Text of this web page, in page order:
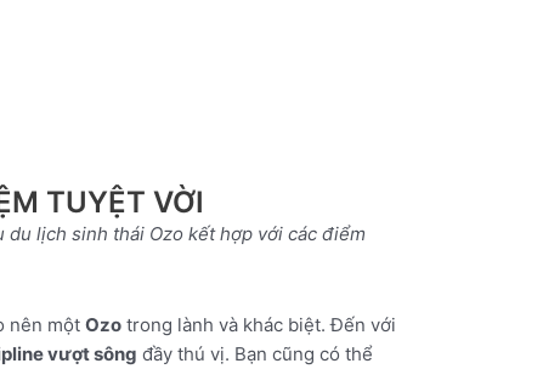
TUYỆT VỜI
lịch sinh thái Ozo kết hợp với các điểm
nên một Ozo trong lành và khác biệt. Đến với
vượt sông đầy thú vị. Bạn cũng có thể